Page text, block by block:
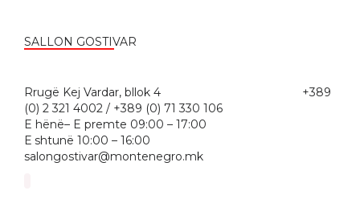
SALLON GOSTIVAR
Rrugë Kej Vardar, bllok 4 +389
(0) 2 321 4002 / +389 (0) 71 330 106
E hënë– E premte 09:00 – 17:00
Е shtunë 10:00 – 16:00
salongostivar@montenegro.mk